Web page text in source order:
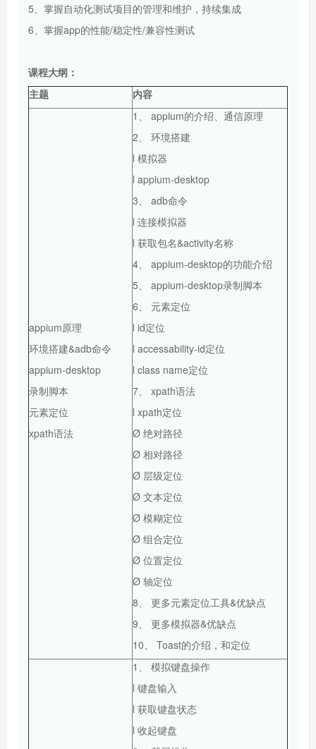
5、掌握自动化测试项目的管理和维护，持续集成
6、掌握app的性能/稳定性/兼容性测试
课程大纲：
主题
内容
appium原理
环境搭建&adb命令
appium-desktop
录制脚本
元素定位
xpath语法
1、 appium的介绍、通信原理
2、 环境搭建
l 模拟器
l appium-desktop
3、 adb命令
l 连接模拟器
l 获取包名&activity名称
4、 appium-desktop的功能介绍
5、 appium-desktop录制脚本
6、 元素定位
l id定位
l accessability-id定位
l class name定位
7、 xpath语法
l xpath定位
Ø 绝对路径
Ø 相对路径
Ø 层级定位
Ø 文本定位
Ø 模糊定位
Ø 组合定位
Ø 位置定位
Ø 轴定位
8、 更多元素定位工具&优缺点
9、 更多模拟器&优缺点
10、 Toast的介绍，和定位
1、 模拟键盘操作
l 键盘输入
l 获取键盘状态
l 收起键盘